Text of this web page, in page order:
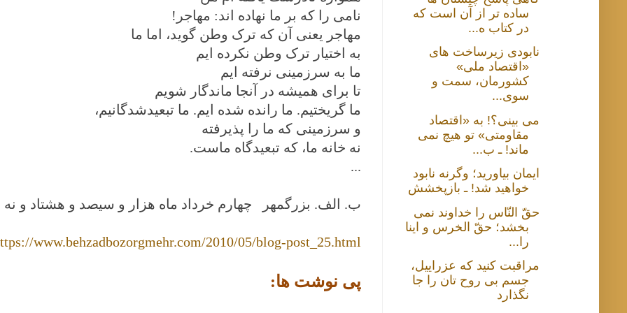
نامی را که بر ما نهاده اند: مهاجر!
مهاجر یعنی آن که ترک وطن گوید، اما ما
به اختیار ترک وطن نکرده ایم
ما به سرزمینی نرفته ایم
تا برای همیشه در آنجا ماندگار شویم
ما گریختیم. ما رانده شده ایم. ما تبعیدشدگانیم،
و سرزمینی که ما را پذیرفته
نه خانه ما، که تبعیدگاه ماست.
...
ب. الف. بزرگمهر چهارم خرداد ماه هزار و سیصد و هشتاد و نه
www.behzadbozorgmehr.com/2010/05/blog-post_25.html
پی نوشت ها:
ساده تر از آن است که
در کتاب ه...
نابودی زیرساخت های
«اقتصاد ملی»
کشورمان، سمت و
سوی...
می بینی؟! به «اقتصاد
مقاومتی» تو هیچ نمی
ماند! ـ ب...
ایمان بیاورید؛ وگرنه نابود
خواهید شد! ـ بازپخشش
حقّ النّاس را خداوند نمی
بخشد؛ حقّ الخرس و اینا
را...
مراقبت کنید که عزراییل،
جسم بی روح تان را جا
نگذارد